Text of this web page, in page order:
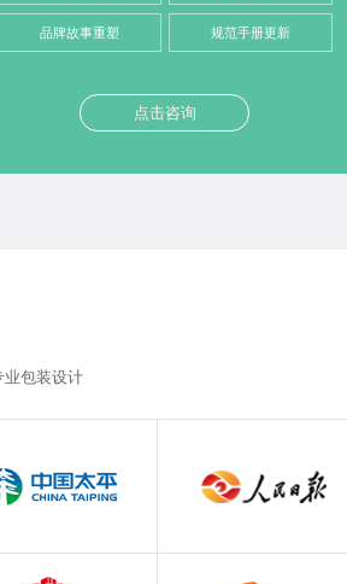
品牌故事重塑 规范手册更新
点击咨询
业包装设计